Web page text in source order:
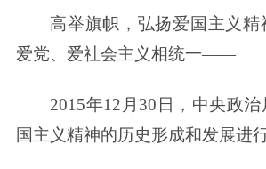
高举旗帜，弘扬爱国主义精
爱党、爱社会主义相统一——
2015年12月30日，中央政
国主义精神的历史形成和发展进